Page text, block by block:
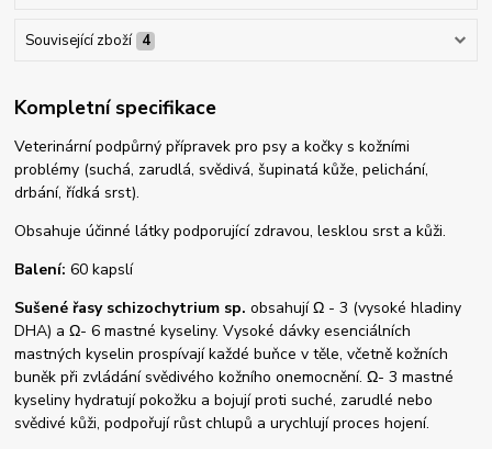
Související zboží 4
Kompletní specifikace
Veterinární podpůrný přípravek pro psy a kočky s kožními
problémy (suchá, zarudlá, svědivá, šupinatá kůže, pelichání,
drbání, řídká srst).
Obsahuje účinné látky podporující zdravou, lesklou srst a kůži.
Balení: 60 kapslí
Sušené řasy schizochytrium sp. obsahují Ω - 3 (vysoké hladiny
DHA) a Ω- 6 mastné kyseliny. Vysoké dávky esenciálních
mastných kyselin prospívají každé buňce v těle, včetně kožních
buněk při zvládání svědivého kožního onemocnění. Ω- 3 mastné
kyseliny hydratují pokožku a bojují proti suché, zarudlé nebo
svědivé kůži, podpořují růst chlupů a urychlují proces hojení.